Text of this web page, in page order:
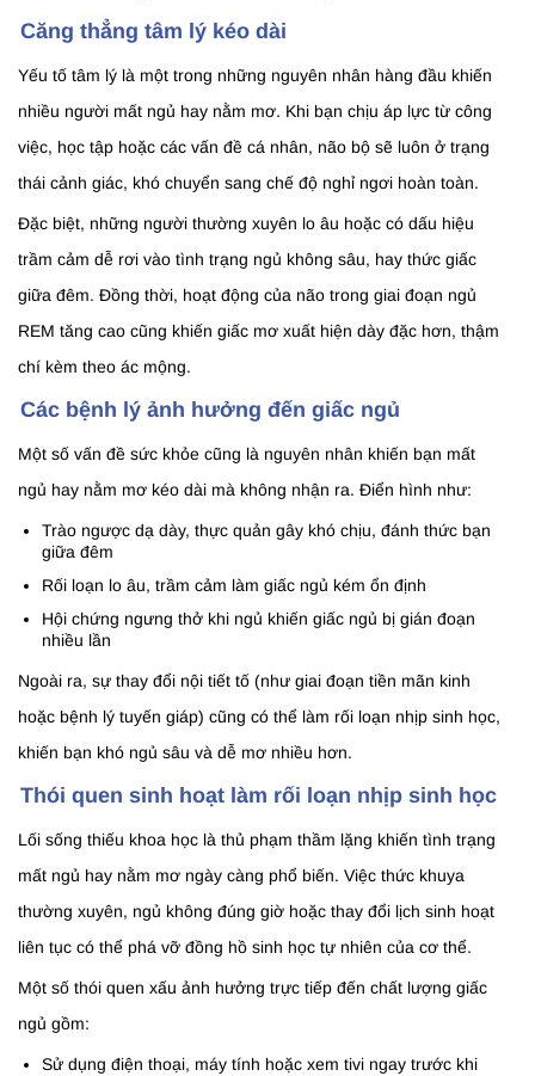
Căng thẳng tâm lý kéo dài
Yếu tố tâm lý là một trong những nguyên nhân hàng đầu khiến
nhiều người mất ngủ hay nằm mơ. Khi bạn chịu áp lực từ công
việc, học tập hoặc các vấn đề cá nhân, não bộ sẽ luôn ở trạng
thái cảnh giác, khó chuyển sang chế độ nghỉ ngơi hoàn toàn.
Đặc biệt, những người thường xuyên lo âu hoặc có dấu hiệu
trầm cảm dễ rơi vào tình trạng ngủ không sâu, hay thức giấc
giữa đêm. Đồng thời, hoạt động của não trong giai đoạn ngủ
REM tăng cao cũng khiến giấc mơ xuất hiện dày đặc hơn, thậm
chí kèm theo ác mộng.
Các bệnh lý ảnh hưởng đến giấc ngủ
Một số vấn đề sức khỏe cũng là nguyên nhân khiến bạn mất
ngủ hay nằm mơ kéo dài mà không nhận ra. Điển hình như:
Trào ngược dạ dày, thực quản gây khó chịu, đánh thức bạn
giữa đêm
Rối loạn lo âu, trầm cảm làm giấc ngủ kém ổn định
Hội chứng ngưng thở khi ngủ khiến giấc ngủ bị gián đoạn
nhiều lần
Ngoài ra, sự thay đổi nội tiết tố (như giai đoạn tiền mãn kinh
hoặc bệnh lý tuyến giáp) cũng có thể làm rối loạn nhịp sinh học,
khiến bạn khó ngủ sâu và dễ mơ nhiều hơn.
Thói quen sinh hoạt làm rối loạn nhịp sinh học
Lối sống thiếu khoa học là thủ phạm thầm lặng khiến tình trạng
mất ngủ hay nằm mơ ngày càng phổ biến. Việc thức khuya
thường xuyên, ngủ không đúng giờ hoặc thay đổi lịch sinh hoạt
liên tục có thể phá vỡ đồng hồ sinh học tự nhiên của cơ thể.
Một số thói quen xấu ảnh hưởng trực tiếp đến chất lượng giấc
ngủ gồm:
Sử dụng điện thoại, máy tính hoặc xem tivi ngay trước khi